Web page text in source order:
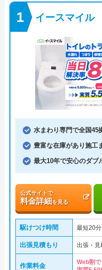
イースマイル
水まわり専門で全国45
豊富な在庫があり施工
最大10年で安心のダブ
公式サイトで
料金詳細を見る
駆けつけ時間 最短20分
出張見積もり 出張・見
作業料金
Web割で